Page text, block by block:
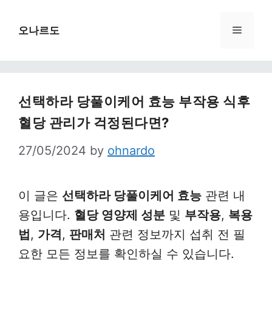
오나르도 Menu
선택하라 당풀이케어 효능 부작용 식후
혈당 관리가 걱정된다면?
27/05/2024 by ohnardo
이 글은 선택하라 당풀이케어 효능 관련 내
용입니다. 혈당 영양제 성분 및 부작용, 복용
법, 가격, 판매처 관련 정보까지 섭취 전 필
요한 모든 정보를 확인하실 수 있습니다.